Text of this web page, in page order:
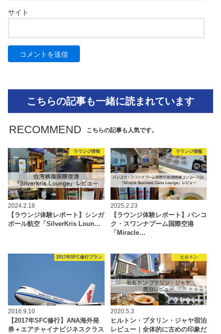
サイト
こちらの記事も一緒に読まれています
RECOMMEND こちらの記事も人気です。
ラウンジ情報
2024.2.18
【ラウンジ体験レポート】シンガ
ポール航空「SilverKris Loun…
ラウンジ情報
2025.2.23
【ラウンジ体験レポート】バンコ
ク・スワンナプーム国際空港
「Miracle…
2017年SFC修行プラン
2016.9.10
【2017年SFC修行】ANA海外発
券＋エアチャイナビジネスクラス
ヒルトン
2020.5.3
ヒルトン・プタリン・ジャヤ宿泊
レビュー｜全体的に古めの印象だ